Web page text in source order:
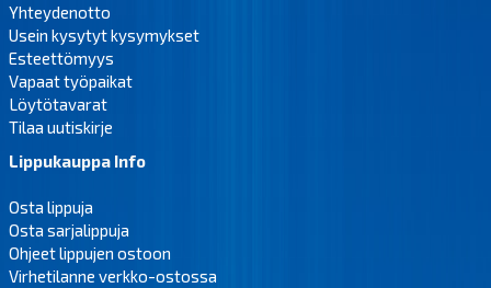
Yhteydenotto
Usein kysytyt kysymykset
Esteettömyys
Vapaat työpaikat
Löytötavarat
Tilaa uutiskirje
Lippukauppa Info
Osta lippuja
Osta sarjalippuja
Ohjeet lippujen ostoon
Virhetilanne verkko-ostossa